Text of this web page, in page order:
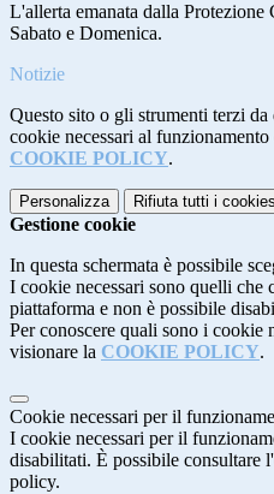
L'allerta emanata dalla Protezione
Sabato e Domenica.
Notizie
Questo sito o gli strumenti terzi
cookie necessari al
COOKIE POLICY.
Personalizza Rifiuta tutti i cookies
Gestione cookie
In questa schermata è possibile
I cookie necessari sono quelli che
piattaforma e non è possibile
Per conoscere quali sono i cookie
visionare la COOKIE POLICY.
Cookie necessari per il
I cookie necessari per il
disabilitati. È possibile consultare
policy.